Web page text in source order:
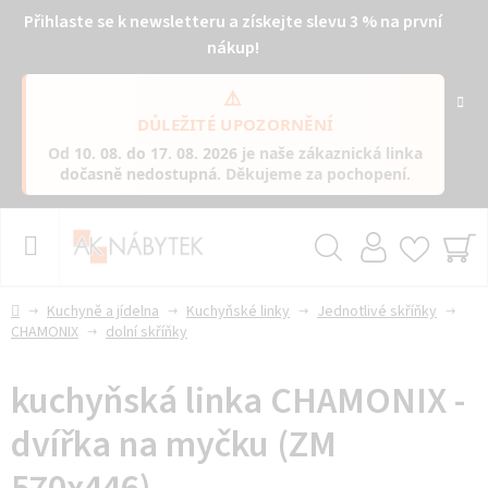
Přihlaste se k newsletteru a získejte slevu 3 % na první
nákup!
⚠️
DŮLEŽITÉ UPOZORNĚNÍ
Od 10. 08. do 17. 08. 2026 je naše zákaznická linka
dočasně nedostupná. Děkujeme za pochopení.
DomůKuchyně a jídelna Kuchyňské linky
Jednotlivé skříňky
CHAMONIX
dolní skříňky
kuchyňská linka CHAMONIX -
dvířka na myčku (ZM